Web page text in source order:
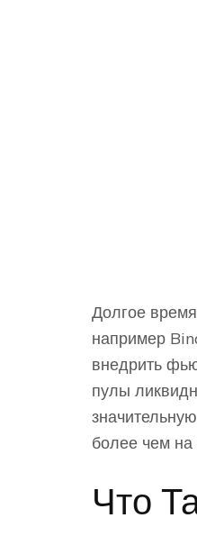
Долгое
например
внедрить
пулы
более чем на
Что